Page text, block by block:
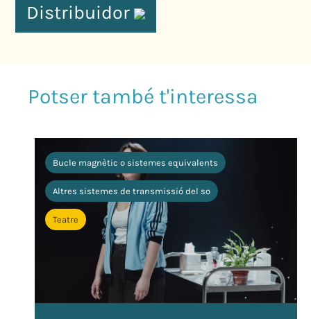
Distribuidor
Bucle magnètic o sistemes equivalents
Altres sistemes de transmissió del so
Teatre